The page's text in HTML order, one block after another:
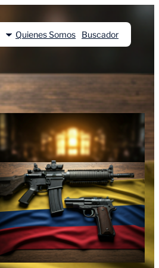
Quienes Somos Buscador